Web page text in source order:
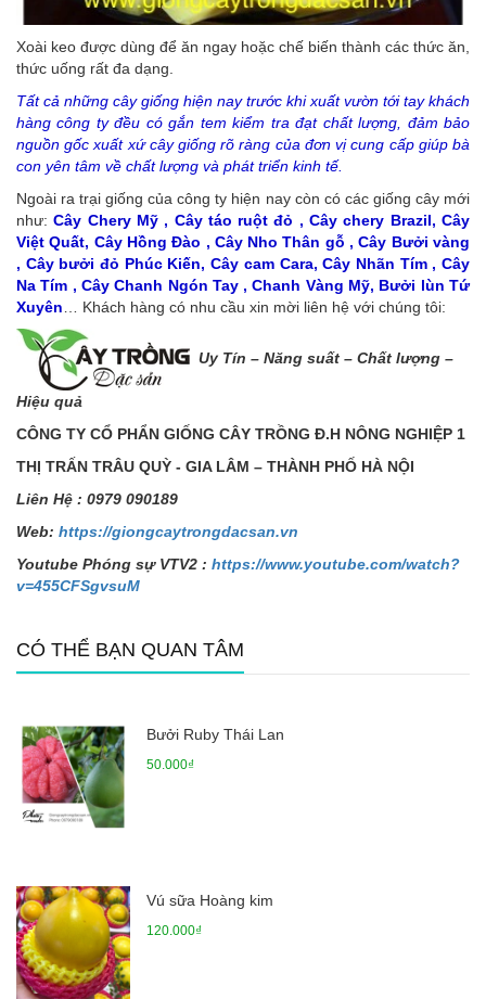
Xoài keo được dùng để ăn ngay hoặc chế biến thành các thức ăn,
thức uống rất đa dạng.
Tất cả những cây giống hiện nay trước khi xuất vườn tới tay khách
hàng công ty đều có gắn tem kiểm tra đạt chất lượng, đảm bảo
nguồn gốc xuất xứ cây giống rõ ràng của đơn vị cung cấp giúp bà
con yên tâm về chất lượng và phát triển kinh tế.
Ngoài ra trại giống của công ty hiện nay còn có các giống cây mới
như:Cây Chery Mỹ , Cây táo ruột đỏ , Cây chery Brazil, Cây
Việt Quất, Cây Hồng Đào , Cây Nho Thân gỗ , Cây Bưởi vàng
, Cây bưởi đỏ Phúc Kiến, Cây cam Cara, Cây Nhãn Tím , Cây
Na Tím , Cây Chanh Ngón Tay , Chanh Vàng Mỹ, Bưởi lùn Tứ
Xuyên … Khách hàng có nhu cầu xin mời liên hệ với chúng tôi:
Uy Tín – Năng suất – Chất lượng –
Hiệu quả
CÔNG TY CỔ PHẨN GIỐNG CÂY TRỒNG Đ.H NÔNG NGHIỆP 1
THỊ TRẤN TRÂU QUỲ - GIA LÂM – THÀNH PHỐ HÀ NỘI
Liên Hệ : 0979 090189
Web: https://giongcaytrongdacsan.vn
Youtube Phóng sự VTV2 : https://www.youtube.com/watch?
v=455CFSgvsuM
CÓ THỂ BẠN QUAN TÂM
Bưởi Ruby Thái Lan
50.000₫
Vú sữa Hoàng kim
120.000₫